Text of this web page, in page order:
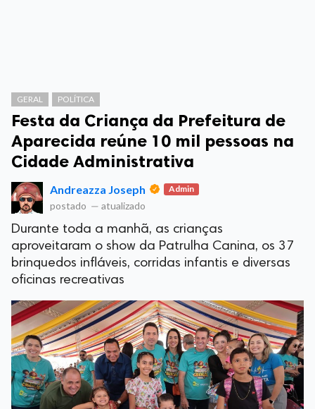
GERAL POLÍTICA
Festa da Criança da Prefeitura de
Aparecida reúne 10 mil pessoas na
Cidade Administrativa
Andreazza Joseph Admin
postado — atualizado
Durante toda a manhã, as crianças
aproveitaram o show da Patrulha Canina, os 37
brinquedos infláveis, corridas infantis e diversas
oficinas recreativas